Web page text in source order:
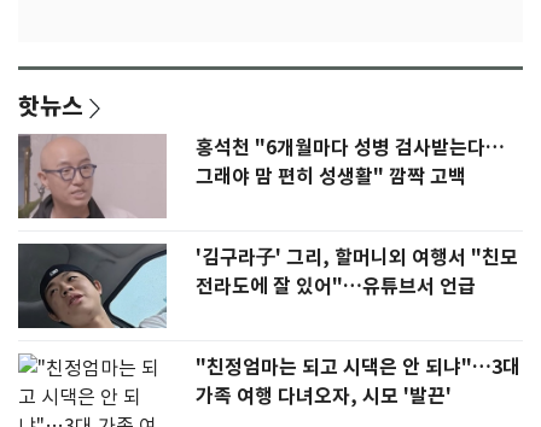
핫뉴스
홍석천 "6개월마다 성병 검사받는다…
그래야 맘 편히 성생활" 깜짝 고백
'김구라子' 그리, 할머니외 여행서 "친모
전라도에 잘 있어"…유튜브서 언급
"친정엄마는 되고 시댁은 안 되냐"…3대
가족 여행 다녀오자, 시모 '발끈'